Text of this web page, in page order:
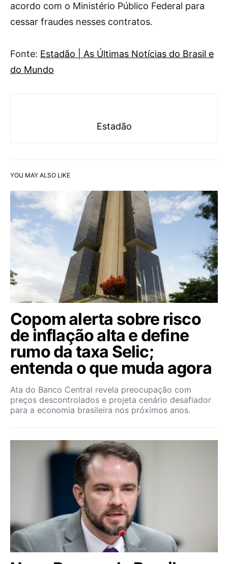
acordo com o Ministério Público Federal para
cessar fraudes nesses contratos.
Fonte: Estadão | As Últimas Notícias do Brasil e
do Mundo
Estadão
YOU MAY ALSO LIKE
Copom alerta sobre risco
de inflação alta e define
rumo da taxa Selic;
entenda o que muda agora
Ata do Banco Central revela preocupação com
preços descontrolados e projeta cenário desafiador
para a economia brasileira nos próximos anos.